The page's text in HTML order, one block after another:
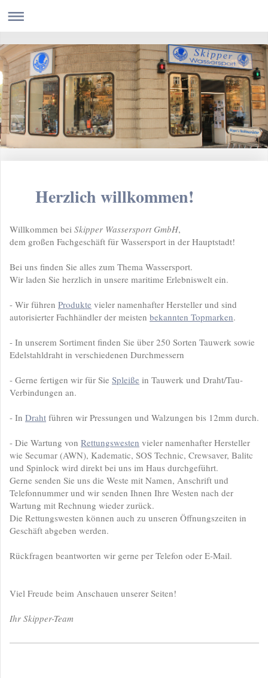
Herzlich willkommen!
Willkommen bei Skipper Wassersport GmbH,
dem großen Fachgeschäft für Wassersport in der Hauptstadt!
Bei uns finden Sie alles zum Thema Wassersport.
Wir laden Sie herzlich in unsere maritime Erlebniswelt ein.
- Wir führen Produkte vieler namenhafter Hersteller und sind
autorisierter Fachhändler der meisten bekannten Topmarken.
- In unserem Sortiment finden Sie über 250 Sorten Tauwerk sowie
Edelstahldraht in verschiedenen Durchmessern
- Gerne fertigen wir für Sie Spleiße in Tauwerk und Draht/Tau-
Verbindungen an.
- In Draht führen wir Pressungen und Walzungen bis 12mm durch.
- Die Wartung von Rettungswesten vieler namenhafter Hersteller
wie Secumar (AWN), Kadematic, SOS Technic, Crewsaver, Balitc
und Spinlock wird direkt bei uns im Haus durchgeführt.
Gerne senden Sie uns die Weste mit Namen, Anschrift und
Telefonnummer und wir senden Ihnen Ihre Westen nach der
Wartung mit Rechnung wieder zurück.
Die Rettungswesten können auch zu unseren Öffnungszeiten in
Geschäft abgeben werden.
Rückfragen beantworten wir gerne per Telefon oder E-Mail.
Viel Freude beim Anschauen unserer Seiten!
Ihr Skipper-Team